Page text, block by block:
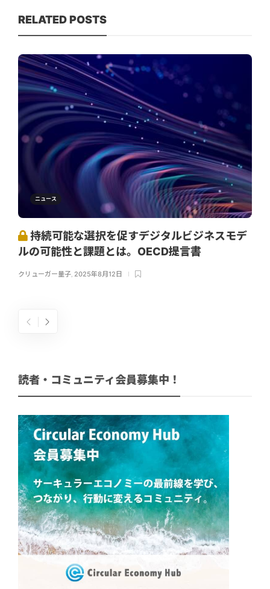
RELATED POSTS
ニュース
持続可能な選択を促すデジタルビジネスモデ
ルの可能性と課題とは。OECD提言書
クリューガー量子, 2025年8月12日
読者・コミュニティ会員募集中！